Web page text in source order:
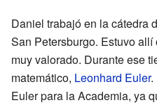
Daniel trabajó en la cátedra
San Petersburgo. Estuvo
muy valorado. Durante ese
matemático, Leonhard Euler.
Euler para la Academia, ya